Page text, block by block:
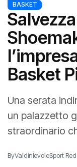
BASKET
Basket
Una serata
un palazzetto
straordinario
ByValdinievoleSport